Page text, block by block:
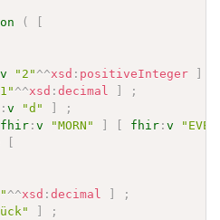
(
v "2" ^^xsd : positiveInteger
^^xsd :decimal
;
:v "d"
;
fhir :v "MORN" fhir :v
"EVE"
^^xsd :decimal
;
;